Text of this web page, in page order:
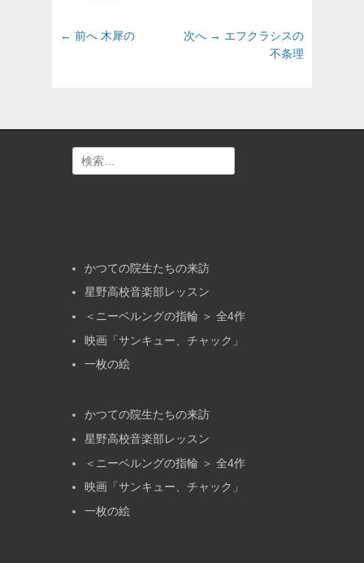
リ
投
ー
シ
ョ
← 前へ 前
木犀の 次へ → 次
エフクラシスの
不条理
索:
かつての院生たちの来訪
星野高校音楽部レッスン
＜ニーベルングの指輪 ＞ 全4作
映画「サンキュー、チャック」
一枚の絵
かつての院生たちの来訪
星野高校音楽部レッスン
＜ニーベルングの指輪 ＞ 全4作
映画「サンキュー、チャック」
一枚の絵